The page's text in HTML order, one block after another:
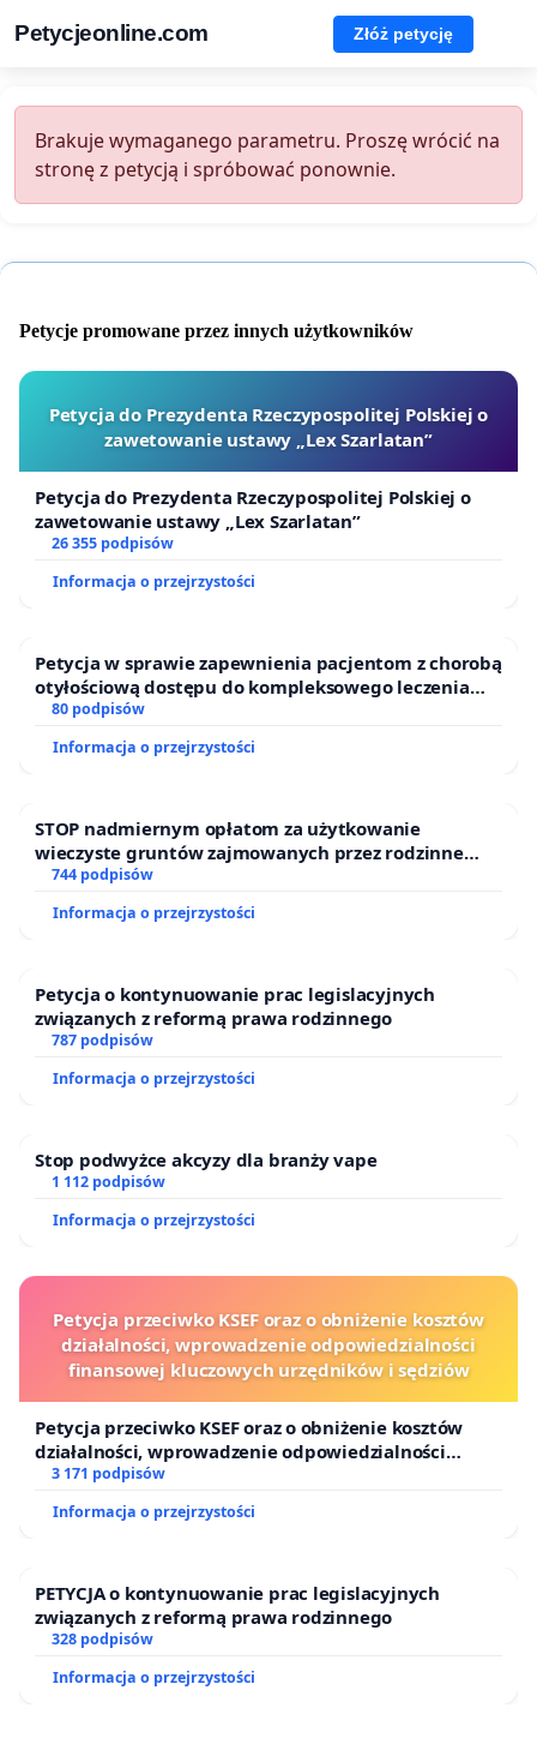
Petycjeonline.com Złóż petycję
Brakuje wymaganego parametru. Proszę wrócić na
stronę z petycją i spróbować ponownie.
Petycje promowane przez innych użytkowników
Petycja do Prezydenta Rzeczypospolitej Polskiej o
zawetowanie ustawy „Lex Szarlatan”
Petycja do Prezydenta Rzeczypospolitej Polskiej o
zawetowanie ustawy „Lex Szarlatan”
26 355 podpisów
Informacja o przejrzystości
Petycja w sprawie zapewnienia pacjentom z chorobą
otyłościową dostępu do kompleksowego leczenia
oraz programów profilaktycznych.
80 podpisów
Informacja o przejrzystości
STOP nadmiernym opłatom za użytkowanie
wieczyste gruntów zajmowanych przez rodzinne
ogrody działkowe.
744 podpisów
Informacja o przejrzystości
Petycja o kontynuowanie prac legislacyjnych
związanych z reformą prawa rodzinnego
787 podpisów
Informacja o przejrzystości
Stop podwyżce akcyzy dla branży vape
1 112 podpisów
Informacja o przejrzystości
Petycja przeciwko KSEF oraz o obniżenie kosztów
działalności, wprowadzenie odpowiedzialności
finansowej kluczowych urzędników i sędziów
Petycja przeciwko KSEF oraz o obniżenie kosztów
działalności, wprowadzenie odpowiedzialności
finansowej kluczowych urzędników i sędziów
3 171 podpisów
Informacja o przejrzystości
PETYCJA o kontynuowanie prac legislacyjnych
związanych z reformą prawa rodzinnego
328 podpisów
Informacja o przejrzystości